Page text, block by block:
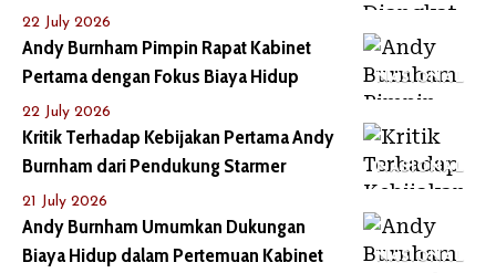
22 July 2026
NASIONAL
Andy Burnham Pimpin Rapat Kabinet
Pertama dengan Fokus Biaya Hidup
22 July 2026
NASIONAL
Kritik Terhadap Kebijakan Pertama Andy
Burnham dari Pendukung Starmer
21 July 2026
NASIONAL
Andy Burnham Umumkan Dukungan
Biaya Hidup dalam Pertemuan Kabinet